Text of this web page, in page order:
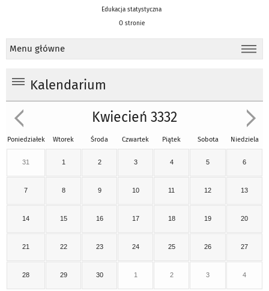
Edukacja statystyczna
O stronie
Menu główne
Kalendarium
Kwiecień 3332
Poniedziałek Wtorek Środa Czwartek Piątek Sobota Niedziela
31 1 2 3 4 5 6
7 8 9 10 11 12 13
14 15 16 17 18 19 20
21 22 23 24 25 26 27
28 29 30 1 2 3 4